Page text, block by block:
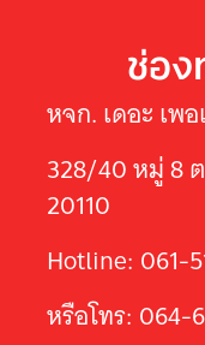
ช่อง
หจก. เดอะ เพ
328/40 หมู่ 8
20110
Hotline: 061-
หรือโทร: 064-